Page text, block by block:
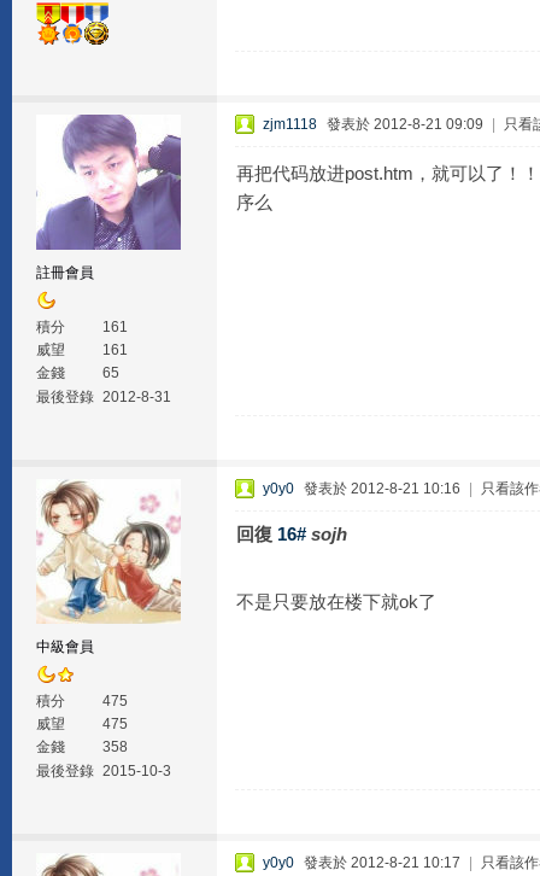
註冊會員
積分
161
威望
161
金錢
65
最後登錄 2012-8-31
zjm1118 發表於 2012-8-21 09:09 只看
再把代码放进post.htm，就可以了！
序么
中級會員
積分
475
威望
475
金錢
358
最後登錄 2015-10-3
y0y0 發表於 2012-8-21 10:16 只看該
回復 16# sojh
不是只要放在楼下就ok了
y0y0 發表於 2012-8-21 10:17 只看該